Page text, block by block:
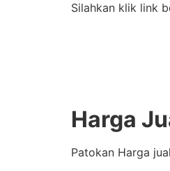
Silahkan klik link
Harga
Patokan Harga